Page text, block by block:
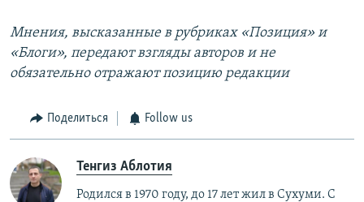
Мнения, высказанные в рубриках «Позиция» и
«Блоги», передают взгляды авторов и не
обязательно отражают позицию редакции
Поделиться Follow us
Тенгиз Аблотия
Родился в 1970 году, до 17 лет жил в Сухуми. С